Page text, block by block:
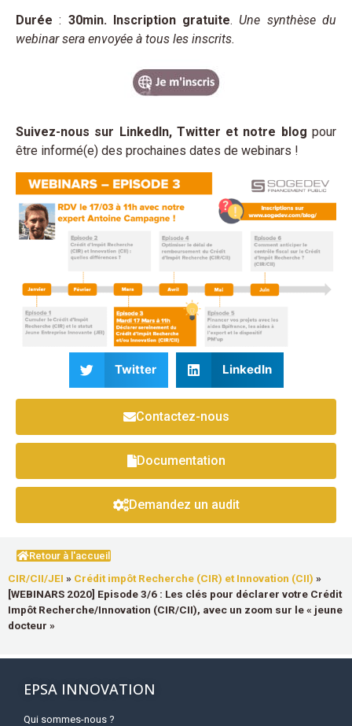
Durée : 30min. Inscription gratuite. Une synthèse du
webinar sera envoyée à tous les inscrits.
Suivez-nous sur LinkedIn, Twitter et notre blog pour
être informé(e) des prochaines dates de webinars !
Twitter LinkedIn
Contactez-nous
Documentation
Demandez un audit
Retour à l'accueil
CIR/CII/JEI » Crédit impôt Recherche (CIR) et Innovation (CII) »
[WEBINARS 2020] Episode 3/6 : Les clés pour déclarer votre Crédit
Impôt Recherche/Innovation (CIR/CII), avec un zoom sur le « jeune
docteur »
EPSA INNOVATION
Qui sommes-nous ?